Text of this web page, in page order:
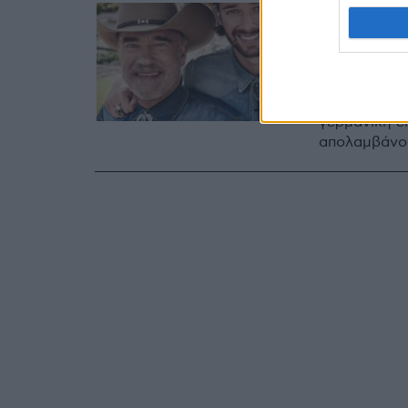
γερμανική
10.05.2019, 16:48